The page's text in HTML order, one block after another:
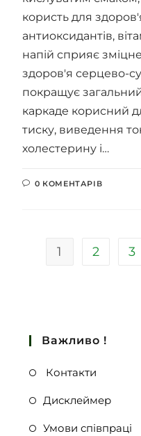
користь для
антиоксидантів,
напій сприяє
здоров'я серцево-
покращує
каркаде корисний
тиску, виведення
холестерину і…
0 КОМЕНТАРІВ
1 2 3
Важливо !
Контакти
Дисклеймер
Умови співпраці